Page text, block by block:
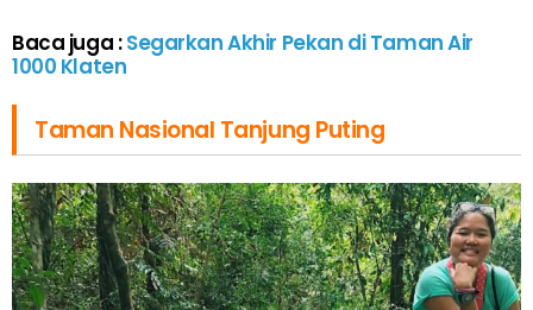
Baca juga :Segarkan Akhir Pekan di Taman Air
1000 Klaten
Taman Nasional Tanjung Puting